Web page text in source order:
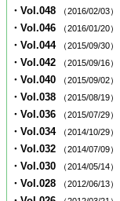
・Vol.048 （2016/02/03）
・Vol.046 （2016/01/20）
・Vol.044 （2015/09/30）
・Vol.042 （2015/09/16）
・Vol.040 （2015/09/02）
・Vol.038 （2015/08/19）
・Vol.036 （2015/07/29）
・Vol.034 （2014/10/29）
・Vol.032 （2014/07/09）
・Vol.030 （2014/05/14）
・Vol.028 （2012/06/13）